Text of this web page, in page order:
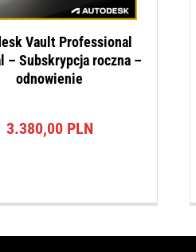
Vault Professional
– Subskrypcja roczna –
odnowienie
3.380,00 PLN